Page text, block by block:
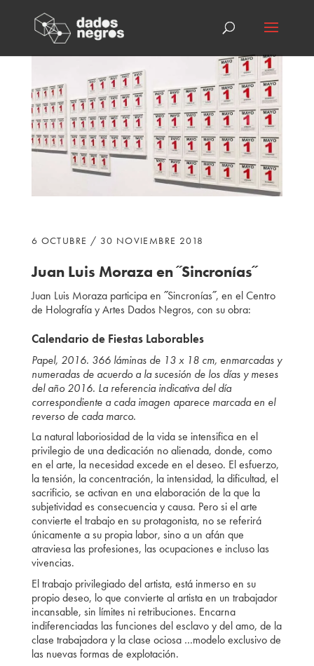
6 OCTUBRE / 30 NOVIEMBRE 2018
Juan Luis Moraza en ˝Sincronías˝
Juan Luis Moraza participa en ˝Sincronías˝, en el Centro
de Holografía y Artes Dados Negros, con su obra:
Calendario de Fiestas Laborables
Papel, 2016. 366 láminas de 13 x 18 cm, enmarcadas y
numeradas de acuerdo a la sucesión de los días y meses
del año 2016. La referencia indicativa del día
correspondiente a cada imagen aparece marcada en el
reverso de cada marco.
La natural laboriosidad de la vida se intensifica en el
privilegio de una dedicación no alienada, donde, como
en el arte, la necesidad excede en el deseo. El esfuerzo,
la tensión, la concentración, la intensidad, la dificultad, el
sacrificio, se activan en una elaboración de la que la
subjetividad es consecuencia y causa. Pero si el arte
convierte el trabajo en su protagonista, no se referirá
únicamente a su propia labor, sino a un afán que
atraviesa las profesiones, las ocupaciones e incluso las
vivencias.
El trabajo privilegiado del artista, está inmerso en su
propio deseo, lo que convierte al artista en un trabajador
incansable, sin límites ni retribuciones. Encarna
indiferenciadas las funciones del esclavo y del amo, de la
clase trabajadora y la clase ociosa …modelo exclusivo de
las nuevas formas de explotación.